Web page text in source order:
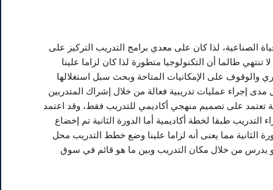
الصناعية، لذا كان على معدي برامج التدريب التركيز على
طالما أن التكنولوجيا متطورة لذا كان لزاما علينا
والوقوف على الإمكانيات المتاحة وبحث سبل استغلالها
إجراء عمليات تدريبية فعالة من خلال إشراك المتدربين
تعتمد على تصميم منهجي أكاديمي للتدريب فقط، وقد اعتمد
طبقا لخطة أكاديمية أما الدورة الثانية تم إخضاع
الثانية مما يعنى أنه لزاما علينا وضع خطط التدريب محل
يدرس من خلال مكان التدريب وبين ما هو قائم في سوق